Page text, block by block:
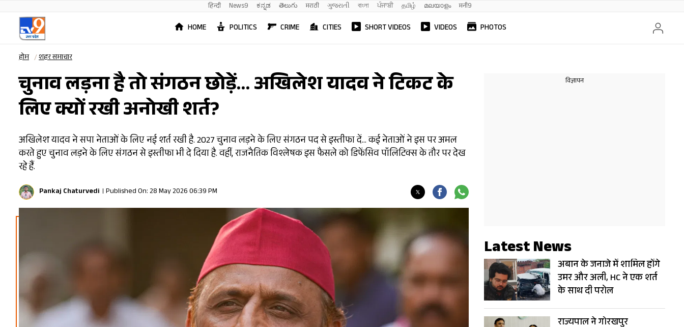
हिन्दी News9 ಕನ್ನಡ తెలుగు मराठी ગુજરાતી বাংলা ਪੰਜਾਬੀ தமிழ் മലയാളം मनी9
HOME POLITICS CRIME CITIES SHORT VIDEOS VIDEOS PHOTOS
होम शहर समाचार
चुनाव लड़ना है तो संगठन छोड़ें… अखिलेश यादव ने टिकट के
लिए क्यों रखी अनोखी शर्त?
अखिलेश यादव ने सपा नेताओं के लिए नई शर्त रखी है. 2027 चुनाव लड़ने के लिए संगठन पद से इस्तीफा दें... कई नेताओं ने इस पर अमल
करते हुए चुनाव लड़ने के लिए संगठन से इस्तीफा भी दे दिया है. वहीं, राजनैतिक विश्लेषक इस फैसले को डिफेंसिव पॉलिटिक्स के तौर पर देख
रहे हैं.
Pankaj Chaturvedi Published On: 28 May 2026 06:39 PM
Latest News
अबान के जनाजे में शामिल होंगे
उमर और अली, HC ने एक शर्त
के साथ दी परोल
राज्यपाल ने गोरखपुर